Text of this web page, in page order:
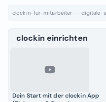
clockin-fur-mitarbeiter---digitale-
clockin einrichten
1:02
Dein Start mit der clockin App